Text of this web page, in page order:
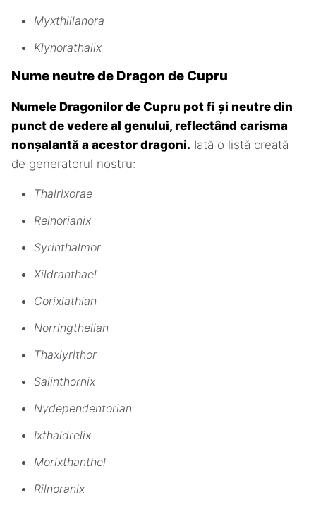
Myxthillanora
Klynorathalix
Nume neutre de Dragon de Cupru
Numele Dragonilor de Cupru pot fi și neutre din
punct de vedere al genului, reflectând carisma
nonșalantă a acestor dragoni. Iată o listă creată
de generatorul nostru:
Thalrixorae
Relnorianix
Syrinthalmor
Xildranthael
Corixlathian
Norringthelian
Thaxlyrithor
Salinthornix
Nydependentorian
Ixthaldrelix
Morixthanthel
Rilnoranix